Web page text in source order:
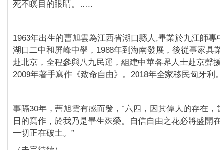
死不瞑目的眼睛。…..
‪1963年出生的曹旭雲為江西省湖口縣人,畢業於九江師專
湖口二中和屏峰中學，1988年到海南發展，後從事家具
赴北京，全程參與八九民運，組建中華各界人士赴京聲
2009年著手寫作《致命自由》。2018年全家移民匈牙利
事隔30年，蓸旭雲有感而發，“六四，因其偉大的存在，
日的寫作，於我乃是畢生殊榮。自信自由之花必將盛開
一切正在破土。”